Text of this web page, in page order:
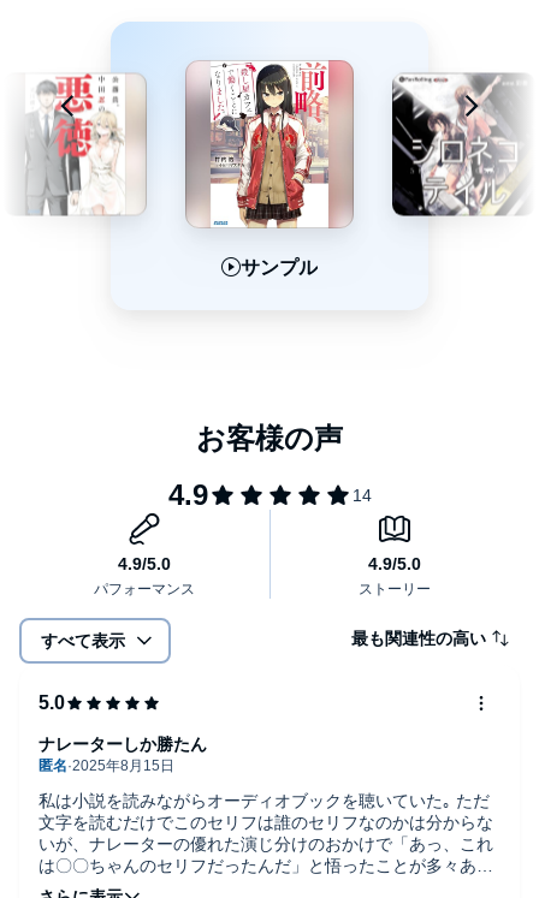
サンプル
すべて表示 最も関連性の高い
私は小説を読みながらオーディオブックを聴いていた｡ ただ
文字を読むだけでこのセリフは誰のセリフなのかは分からな
いが、ナレーターの優れた演じ分けのおかけで「あっ、これ
は〇〇ちゃんのセリフだったんだ」と悟ったことが多々あ
る｡
ナレーターしか勝たん